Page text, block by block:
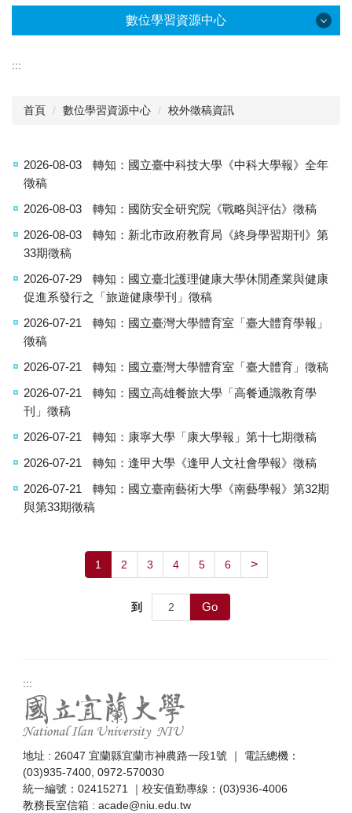
數位學習資源中心
中心位置
成員執掌
相關章則
表單下載
校外徵稿資訊
:::
首頁 數位學習資源中心 校外徵稿資訊
2026-08-03
轉知：國立臺中科技大學《中科大學報》全年
徵稿
2026-08-03
轉知：國防安全研究院《戰略與評估》徵稿
2026-08-03
轉知：新北市政府教育局《終身學習期刊》第
33期徵稿
2026-07-29
轉知：國立臺北護理健康大學休閒產業與健康
促進系發行之「旅遊健康學刊」徵稿
2026-07-21
轉知：國立臺灣大學體育室「臺大體育學報」
徵稿
2026-07-21
轉知：國立臺灣大學體育室「臺大體育」徵稿
2026-07-21
轉知：國立高雄餐旅大學「高餐通識教育學
刊」徵稿
2026-07-21
轉知：康寧大學「康大學報」第十七期徵稿
2026-07-21
轉知：逢甲大學《逢甲人文社會學報》徵稿
2026-07-21
轉知：國立臺南藝術大學《南藝學報》第32期
與第33期徵稿
1 2 3 4 5 6 >
到 Go
:::
地址 : 26047 宜蘭縣宜蘭市神農路一段1號 ｜ 電話總機：
(03)935-7400, 0972-570030
統一編號：02415271 ｜校安值勤專線：(03)936-4006
教務長室信箱 : acade@niu.edu.tw